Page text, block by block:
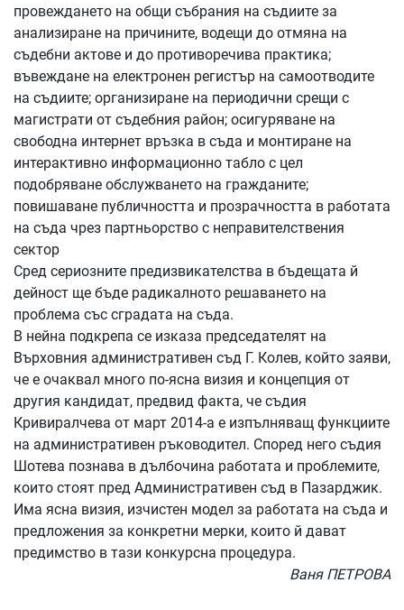
провеждането на общи събрания на съдиите за
анализиране на причините, водещи до отмяна на
съдебни актове и до противоречива практика;
въвеждане на електронен регистър на самоотводите
на съдиите; организиране на периодични срещи с
магистрати от съдебния район; осигуряване на
свободна интернет връзка в съда и монтиране на
интерактивно информационно табло с цел
подобряване обслужването на гражданите;
повишаване публичността и прозрачността в работата
на съда чрез партньорство с неправителствения
сектор
Сред сериозните предизвикателства в бъдещата й
дейност ще бъде радикалното решаването на
проблема със сградата на съда.
В нейна подкрепа се изказа председателят на
Върховния административен съд Г. Колев, който заяви,
че е очаквал много по-ясна визия и концепция от
другия кандидат, предвид факта, че съдия
Кривиралчева от март 2014-а е изпълняващ функциите
на административен ръководител. Според него съдия
Шотева познава в дълбочина работата и проблемите,
които стоят пред Административен съд в Пазарджик.
Има ясна визия, изчистен модел за работата на съда и
предложения за конкретни мерки, които й дават
предимство в тази конкурсна процедура.
Ваня ПЕТРОВА